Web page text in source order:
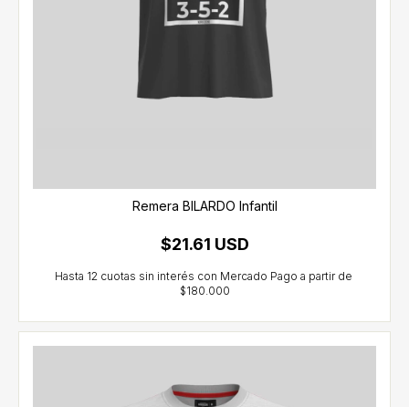
Remera BILARDO Infantil
$21.61 USD